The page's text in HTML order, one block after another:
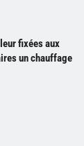
fixées aux
un chauffage